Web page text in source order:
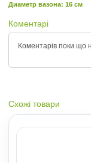
Диаметр вазона: 16 см
Коментарі
Коментарів поки що
Схожі товари